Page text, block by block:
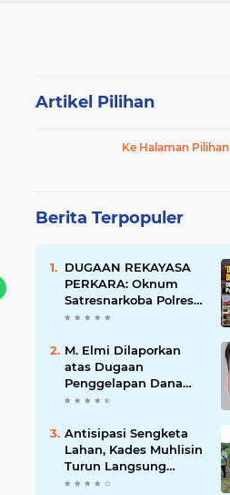
Artikel Pilihan
Ke Halaman Pilihan
Berita Terpopuler
DUGAAN REKAYASA
PERKARA: Oknum
Satresnarkoba Polres
Bengkalis Diduga
Hingga Paksa Warga
Hadir di TKP
M. Elmi Dilaporkan
atas Dugaan
Penggelapan Dana
Pensiunan Guru dan
Pastikan Proses
Hukum Berjalan
Antisipasi Sengketa
Lahan, Kades Muhlisin
Turun Langsung
Tinjau Batas Wilayah